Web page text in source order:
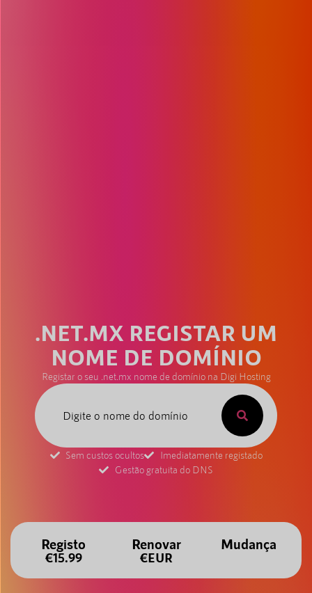
.NET.MX REGISTAR UM
NOME DE DOMÍNIO
Registar o seu .net.mx nome de domínio na Digi Hosting
Sem custos ocultos
Imediatamente registado
Gestão gratuita do DNS
Registo
€15.99
Renovar
€EUR
Mudança